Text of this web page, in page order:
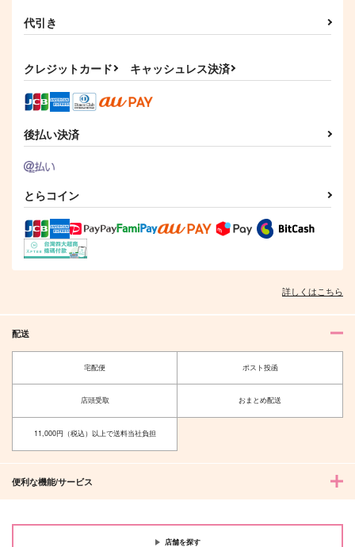
代引き
クレジットカード キャッシュレス決済
後払い決済
とらコイン
詳しくはこちら
配送
宅配便 ポスト投函
店頭受取 おまとめ配送
11,000円（税込）以上で送料当社負担
便利な機能/サービス
店舗を探す